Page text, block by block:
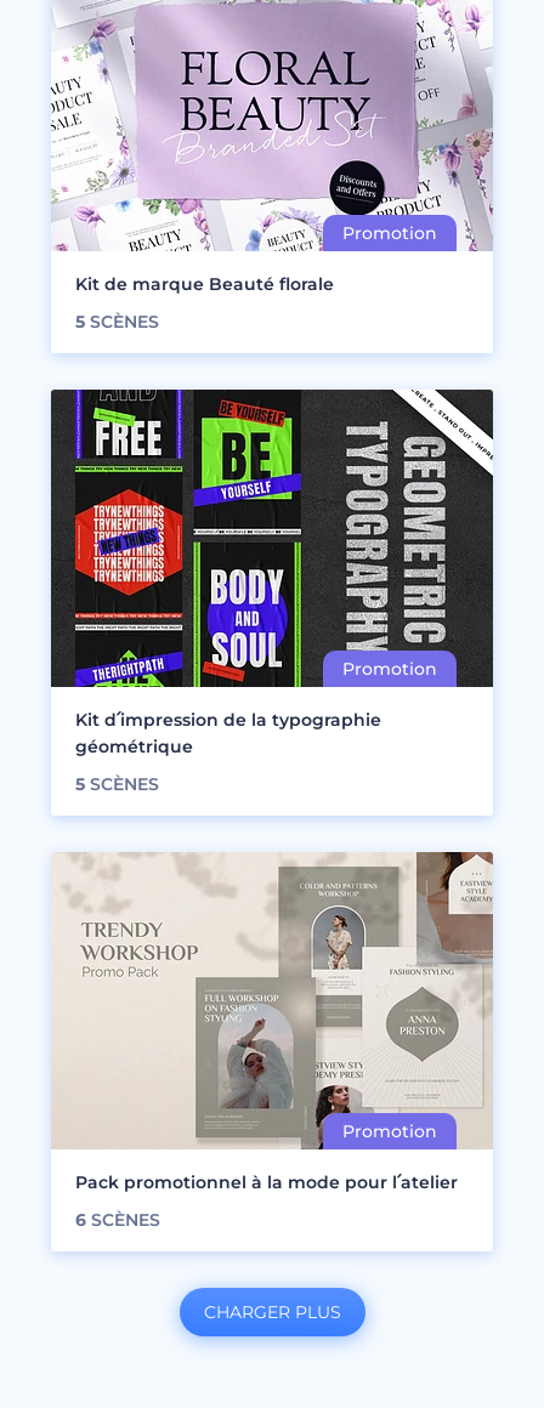
Kit de marque Beauté florale
5 SCÈNES
Kit d՛impression de la typographie
géométrique
5 SCÈNES
Pack promotionnel à la mode pour l՛atelier
6 SCÈNES
CHARGER PLUS